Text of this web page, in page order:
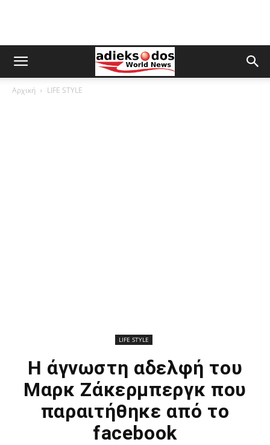
Αρχική LIFE STYLE
LIFE STYLE
Η άγνωστη αδελφή του
Μαρκ Ζάκερμπεργκ που
παραιτήθηκε από το
facebook